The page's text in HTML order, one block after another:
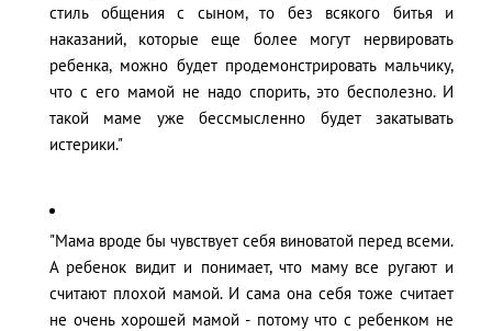
стиль общения с сыном, то без всякого битья и
наказаний, которые еще более могут нервировать
ребенка, можно будет продемонстрировать мальчику,
что с его мамой не надо спорить, это бесполезно. И
такой маме уже бессмысленно будет закатывать
истерики."
"Мама вроде бы чувствует себя виноватой перед всеми.
А ребенок видит и понимает, что маму все ругают и
считают плохой мамой. И сама она себя тоже считает
не очень хорошей мамой - потому что с ребенком не